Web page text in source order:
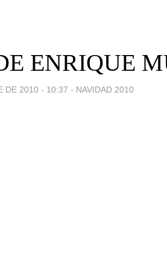
ENRIQUE
DE 2010 - 10:37 - NAVIDAD 2010